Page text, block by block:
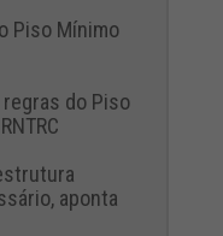
Piso Mínimo
do Piso
aponta